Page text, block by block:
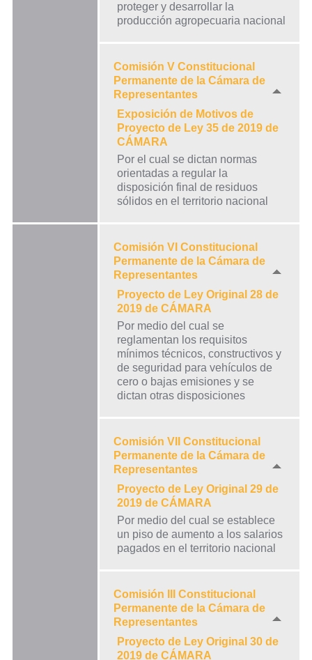
proteger y desarrollar la
producción agropecuaria nacional
Comisión V Constitucional
Permanente de la Cámara de
Representantes
Exposición de Motivos de
Proyecto de Ley 35 de 2019 de
CÁMARA
Por el cual se dictan normas
orientadas a regular la
disposición final de residuos
sólidos en el territorio nacional
Comisión VI Constitucional
Permanente de la Cámara de
Representantes
Proyecto de Ley Original 28 de
2019 de CÁMARA
Por medio del cual se
reglamentan los requisitos
mínimos técnicos, constructivos y
de seguridad para vehículos de
cero o bajas emisiones y se
dictan otras disposiciones
Comisión VII Constitucional
Permanente de la Cámara de
Representantes
Proyecto de Ley Original 29 de
2019 de CÁMARA
Por medio del cual se establece
un piso de aumento a los salarios
pagados en el territorio nacional
Comisión III Constitucional
Permanente de la Cámara de
Representantes
Proyecto de Ley Original 30 de
2019 de CÁMARA